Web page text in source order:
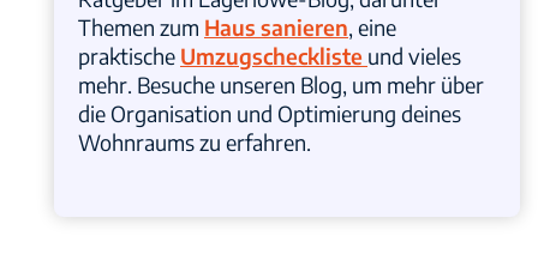
Themen zum Haus sanieren, eine
praktische Umzugscheckliste und vieles
mehr. Besuche unseren Blog, um mehr über
die Organisation und Optimierung deines
Wohnraums zu erfahren.